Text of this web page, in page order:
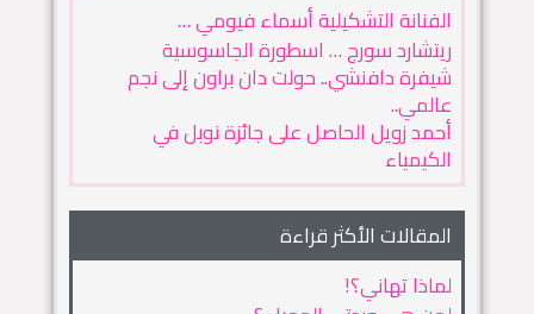
الفنانة التشكيلية أسماء فيومي …
ريتشارد سورج … اسطورة الجاسوسية
شيفرة دافنشي.. حولت دان براون إلى نجم
عالمي..
أحمد زويل الحاصل على جائزة نوبل في
الكيمياء
المقالات الأكثر قراءة
لماذا تهاني؟!